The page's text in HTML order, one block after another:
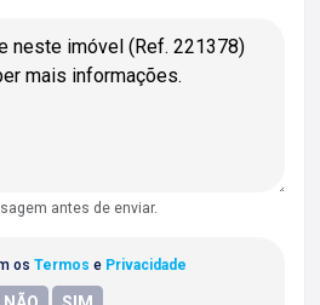
antes de enviar.
os Termos e Privacidade